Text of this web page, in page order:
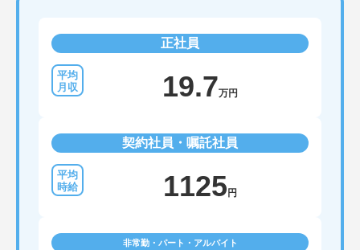
正社員
19.7万円
契約社員・嘱託社員
1125 円
非常勤・パート・アルバイト